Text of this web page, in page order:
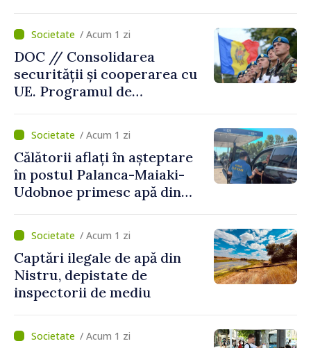
/ Acum 1 zi
DOC // Consolidarea
securității și cooperarea cu
UE. Programul de
Naționale de Apărare pentru
perioada 2024–2034,
publicat în Monitorul Oficial
/ Acum 1 zi
Călătorii aflați în așteptare
în postul Palanca-Maiaki-
Udobnoe primesc apă din
și a polițiștilor de frontieră
/ Acum 1 zi
Captări ilegale de apă din
Nistru, depistate de
inspectorii de mediu
/ Acum 1 zi